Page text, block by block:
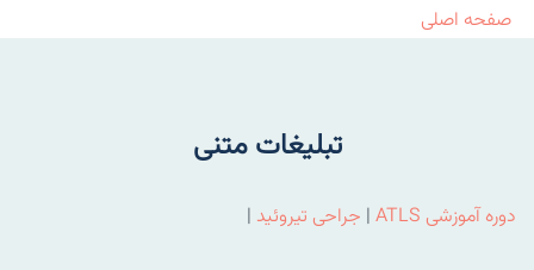
صفحه اصلی
تبلیغات متنی
دوره آموزشی ATLS | جراحی تیروئید |